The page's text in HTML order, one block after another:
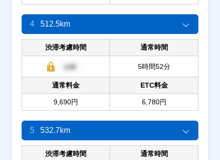
4 512.5km
渋滞考慮時間 通常時間
5時間52分
通常料金
9,690円
ETC料金
6,780円
5 532.7km
渋滞考慮時間 通常時間